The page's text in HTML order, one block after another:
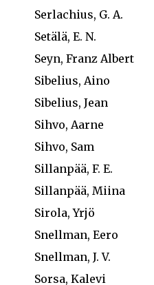
Serlachius, G. A.
Setälä, E. N.
Seyn, Franz Albert
Sibelius, Aino
Sibelius, Jean
Sihvo, Aarne
Sihvo, Sam
Sillanpää, F. E.
Sillanpää, Miina
Sirola, Yrjö
Snellman, Eero
Snellman, J. V.
Sorsa, Kalevi